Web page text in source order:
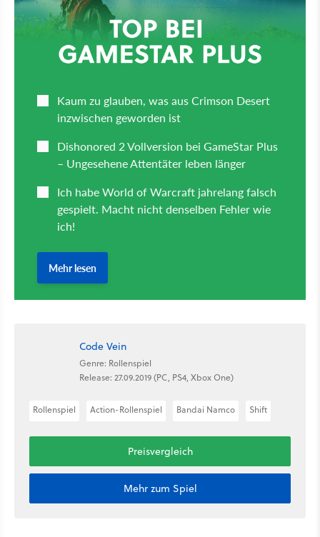
Code Vein
Genre: Rollenspiel
Release: 27.09.2019 (PC, PS4, Xbox One)
Rollenspiel Action-Rollenspiel Bandai Namco Shift
Preisvergleich
Mehr zum Spiel